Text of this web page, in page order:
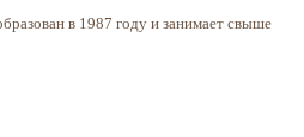
в 1987 году и занимает свыше